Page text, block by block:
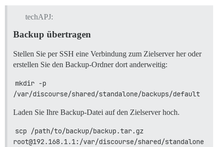
techAPJ:
Backup übertragen
Stellen Sie per SSH eine Verbindung zum Zielserver her oder
erstellen Sie den Backup-Ordner dort anderweitig:
mkdir -p
/var/discourse/shared/standalone/backups/default
Laden Sie Ihre Backup-Datei auf den Zielserver hoch.
scp /path/to/backup/backup.tar.gz
root@192.168.1.1:/var/discourse/shared/standalone